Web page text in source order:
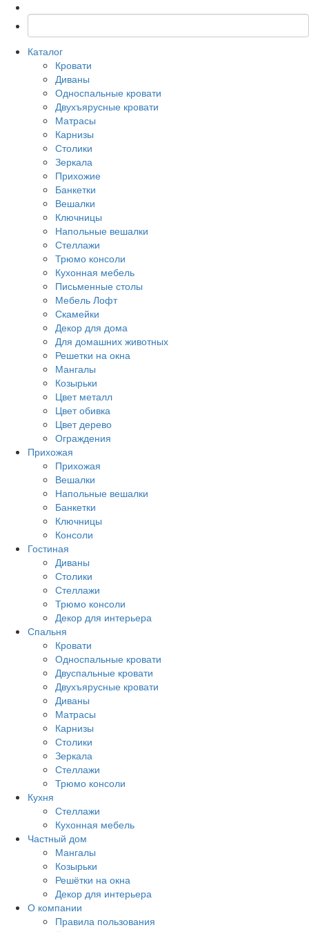
Каталог
Кровати
Диваны
Односпальные кровати
Двухъярусные кровати
Матрасы
Карнизы
Столики
Зеркала
Прихожие
Банкетки
Вешалки
Ключницы
Напольные вешалки
Стеллажи
Трюмо консоли
Кухонная мебель
Письменные столы
Мебель Лофт
Скамейки
Декор для дома
Для домашних животных
Решетки на окна
Мангалы
Козырьки
Цвет металл
Цвет обивка
Цвет дерево
Ограждения
Прихожая
Прихожая
Вешалки
Напольные вешалки
Банкетки
Ключницы
Консоли
Гостиная
Диваны
Столики
Стеллажи
Трюмо консоли
Декор для интерьера
Спальня
Кровати
Односпальные кровати
Двуспальные кровати
Двухъярусные кровати
Диваны
Матрасы
Карнизы
Столики
Зеркала
Стеллажи
Трюмо консоли
Кухня
Стеллажи
Кухонная мебель
Частный дом
Мангалы
Козырьки
Решётки на окна
Декор для интерьера
О компании
Правила пользования